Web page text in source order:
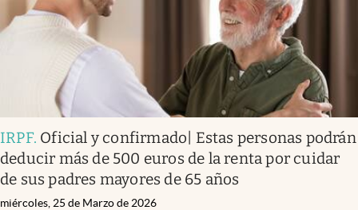
IRPF. Oficial y confirmado| Estas personas podrán
deducir más de 500 euros de la renta por cuidar
de sus padres mayores de 65 años
miércoles, 25 de Marzo de 2026